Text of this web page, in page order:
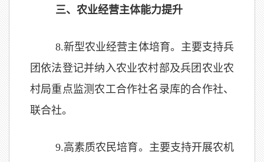
三、农业经营主体能力提升
8.新型农业经营主体培育。主要支持兵
团依法登记并纳入农业农村部及兵团农业农
村局重点监测农工合作社名录库的合作社、
联合社。
9.高素质农民培育。主要支持开展农机